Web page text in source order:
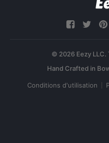
© 2026 Eezy LLC.
Conditions d'utilisation